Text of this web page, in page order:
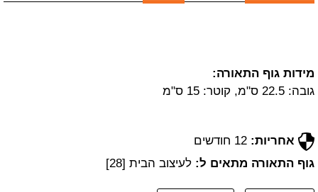
מידות גוף התאורה:
גובה: 22.5 ס"מ, קוטר: 15 ס"מ
אחריות:
גוף התאורה מתאים ל: לעיצוב הבית [28]